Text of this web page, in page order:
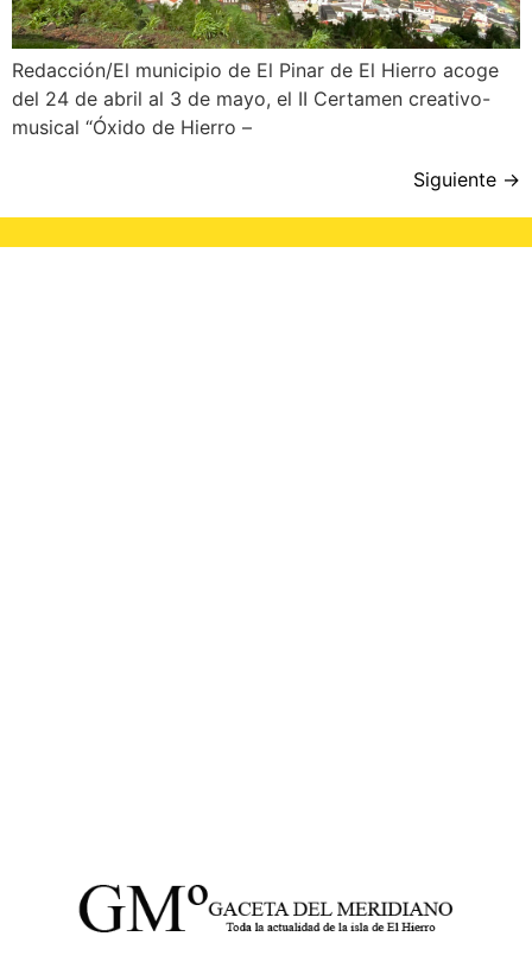
Redacción/El municipio de El Pinar de El Hierro acoge
del 24 de abril al 3 de mayo, el II Certamen creativo-
musical “Óxido de Hierro –
Siguiente →